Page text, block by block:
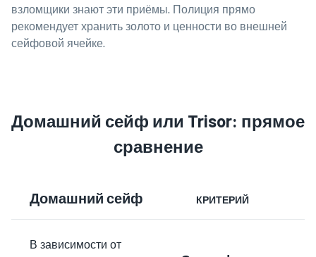
взломщики знают эти приёмы. Полиция прямо
рекомендует хранить золото и ценности во внешней
сейфовой ячейке.
Домашний сейф или Trisor: прямое
сравнение
Домашний сейф КРИТЕРИЙ
В зависимости от